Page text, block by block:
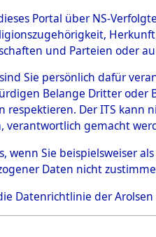
Mödingen
0106
Portal über NS-
und Parteien oder
Sie persönlich dafür
Belange Dritter
respektieren. Der ITS
verantwortlich gemacht
wenn Sie beispielsweiser
Daten nicht
Datenrichtlinie der Arolsen